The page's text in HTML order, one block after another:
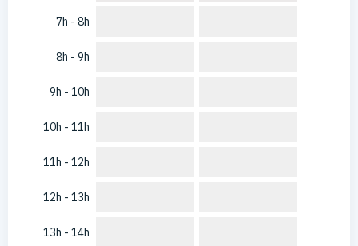
7h - 8h
8h - 9h
9h - 10h
10h - 11h
11h - 12h
12h - 13h
13h - 14h